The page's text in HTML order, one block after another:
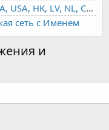
THE.HOSTING - VPS/VDS - MD, UA, USA, HK, LV, NL, CA, DE, SK, CZE, GB, IL, TR, PL, BG, RO, IT, FL, HU, PT.
сеть с Именем
и